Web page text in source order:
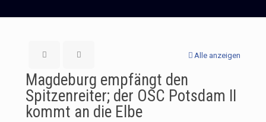
Alle anzeigen
Magdeburg empfängt den
Spitzenreiter; der OSC Potsdam II
kommt an die Elbe